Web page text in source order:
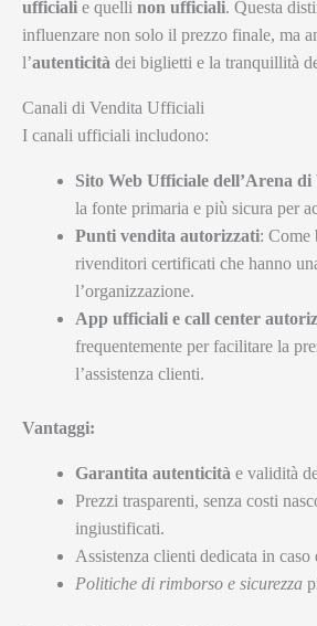
ufficiali e quelli non ufficiali. Questa
influenzare non solo il prezzo finale, ma
l’autenticità dei biglietti e la tranquillità
Canali di Vendita Ufficiali
I canali ufficiali includono:
Sito Web Ufficiale dell’Arena di
la fonte primaria e più sicura per
Punti vendita autorizzati: Come
rivenditori certificati che hanno
l’organizzazione.
App ufficiali e call center
frequentemente per facilitare la
l’assistenza clienti.
Vantaggi:
Garantita autenticità e validità
Prezzi trasparenti, senza costi
ingiustificati.
Assistenza clienti dedicata in
Politiche di rimborso e sicurezza